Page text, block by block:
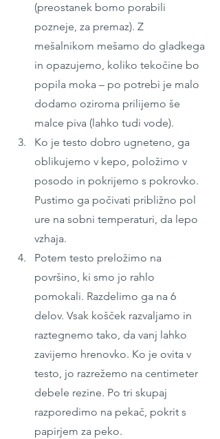
(preostanek bomo porabili
pozneje, za premaz). Z
mešalnikom mešamo do gladkega
in opazujemo, koliko tekočine bo
popila moka – po potrebi je malo
dodamo oziroma prilijemo še
malce piva (lahko tudi vode).
Ko je testo dobro ugneteno, ga
oblikujemo v kepo, položimo v
posodo in pokrijemo s pokrovko.
Pustimo ga počivati približno pol
ure na sobni temperaturi, da lepo
vzhaja.
Potem testo preložimo na
površino, ki smo jo rahlo
pomokali. Razdelimo ga na 6
delov. Vsak košček razvaljamo in
raztegnemo tako, da vanj lahko
zavijemo hrenovko. Ko je ovita v
testo, jo razrežemo na centimeter
debele rezine. Po tri skupaj
razporedimo na pekač, pokrit s
papirjem za peko.